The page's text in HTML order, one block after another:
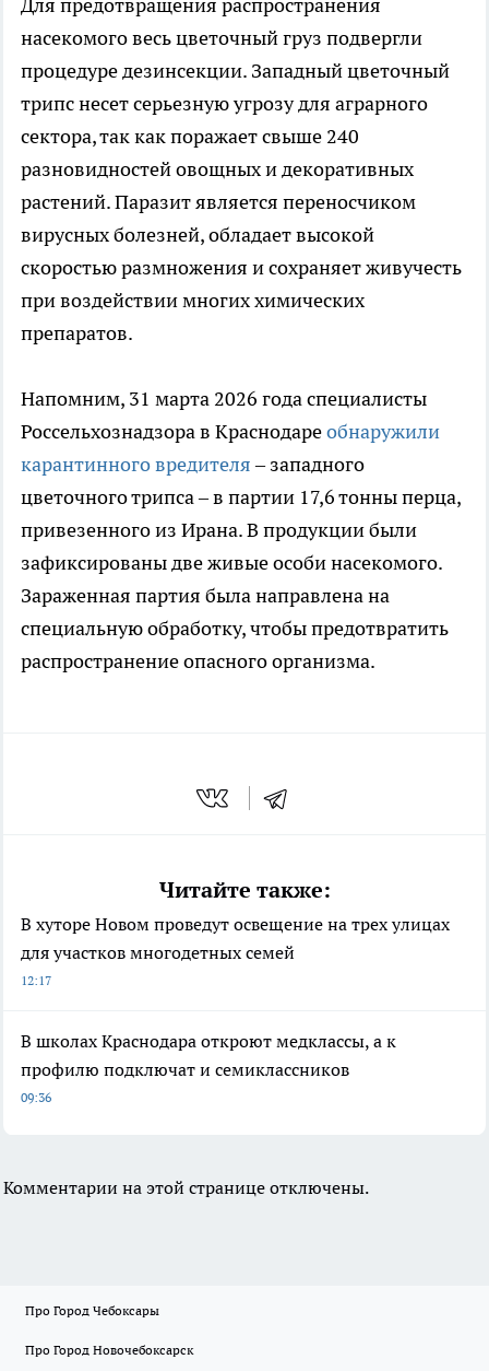
Для предотвращения распространения
насекомого весь цветочный груз подвергли
процедуре дезинсекции. Западный цветочный
трипс несет серьезную угрозу для аграрного
сектора, так как поражает свыше 240
разновидностей овощных и декоративных
растений. Паразит является переносчиком
вирусных болезней, обладает высокой
скоростью размножения и сохраняет живучесть
при воздействии многих химических
препаратов.
Напомним, 31 марта 2026 года специалисты
Россельхознадзора в Краснодареобнаружили
карантинного вредителя– западного
цветочного трипса – в партии 17,6 тонны перца,
привезенного из Ирана. В продукции были
зафиксированы две живые особи насекомого.
Зараженная партия была направлена на
специальную обработку, чтобы предотвратить
распространение опасного организма.
Читайте также:
В хуторе Новом проведут освещение на трех улицах
для участков многодетных семей
12:17
В школах Краснодара откроют медклассы, а к
профилю подключат и семиклассников
09:36
Комментарии на этой странице отключены.
Про Город Чебоксары
Про Город Новочебоксарск